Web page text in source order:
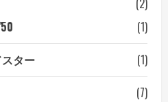
(2)
(1)
スター
(1)
(7)